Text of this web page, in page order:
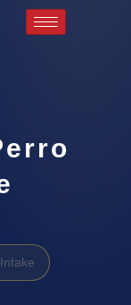
Intake